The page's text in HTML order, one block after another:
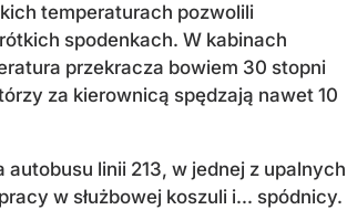
temperaturach pozwolili
spodenkach. W kabinach
przekracza bowiem 30 stopni
za kierownicą spędzają nawet 10
linii 213, w jednej z upalnych
w służbowej koszuli i... spódnicy.